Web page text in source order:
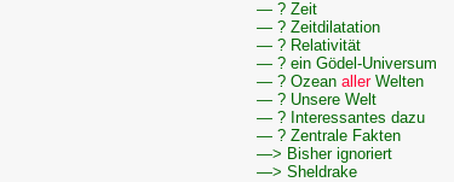
— ? Zeit
— ? Zeitdilatation
— ? Relativität
— ? ein Gödel-Universum
— ? Ozean allerWelten
— ? Unsere Welt
— ? Interessantes dazu
— ? Zentrale Fakten
—> Bisher ignoriert
—> Sheldrake